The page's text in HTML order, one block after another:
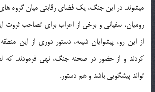
میشوند. در این جنگ، یک فضای رقابتی میان گروه
رومیان، سفیانی و برخی از اعراب برای تصاحب ثروت
از این رو، پیشوایان شیعه، دستور دوری از این
کردند و از حضور در صحنه جنگ، نهی فرمودند.
تواند پیشگویی باشد و هم دستور.